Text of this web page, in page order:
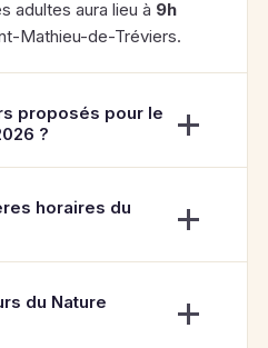
adultes aura lieu à 9h
Mathieu-de-Tréviers.
proposés pour le
?
horaires du
du Nature